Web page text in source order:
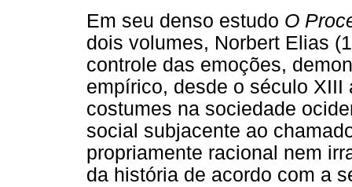
Em seu denso estudo O
dois volumes, Norbert Elias
controle das emoções,
empírico, desde o século
costumes na sociedade
social subjacente ao
propriamente racional nem
da história de acordo com a